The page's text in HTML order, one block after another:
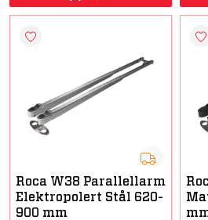
Roca W38 Parallellarm
Elektropolert Stål 620-
900 mm